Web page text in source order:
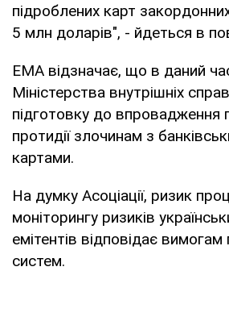
підроблених карт
5 млн доларів", - йдеться в
ЕМА відзначає, що в даний
Міністерства внутрішніх
підготовку до впровадження
протидії злочинам з
картами.
На думку Асоціації, ризик
моніторингу ризиків
емітентів відповідає вимогам
систем.